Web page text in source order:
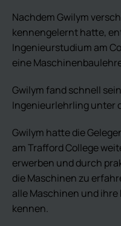
Nachdem Gwilym
kennengelernt hatte,
Ingenieurstudium am
eine
Gwilym fand schnell
Ingenieurlehrling unter
Gwilym hatte die
am Trafford College
erwerben und durch
die Maschinen zu
alle Maschinen und
kennen.